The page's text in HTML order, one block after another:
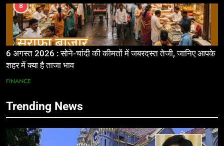
8
6 अगस्त 2026 : सोने-चांदी की कीमतों में जबरदस्त तेजी, जानिए आपके
शहर में क्या है ताजा भाव
FINANCE
Trending News